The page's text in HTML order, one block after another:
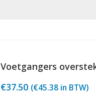
Voetgangers
€37.50 (€45.38 in BTW)